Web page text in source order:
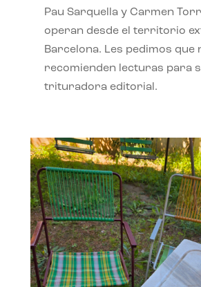
Pau Sarquella y Carmen
operan desde el territorio
Barcelona. Les pedimos que
recomienden lecturas para
trituradora editorial.